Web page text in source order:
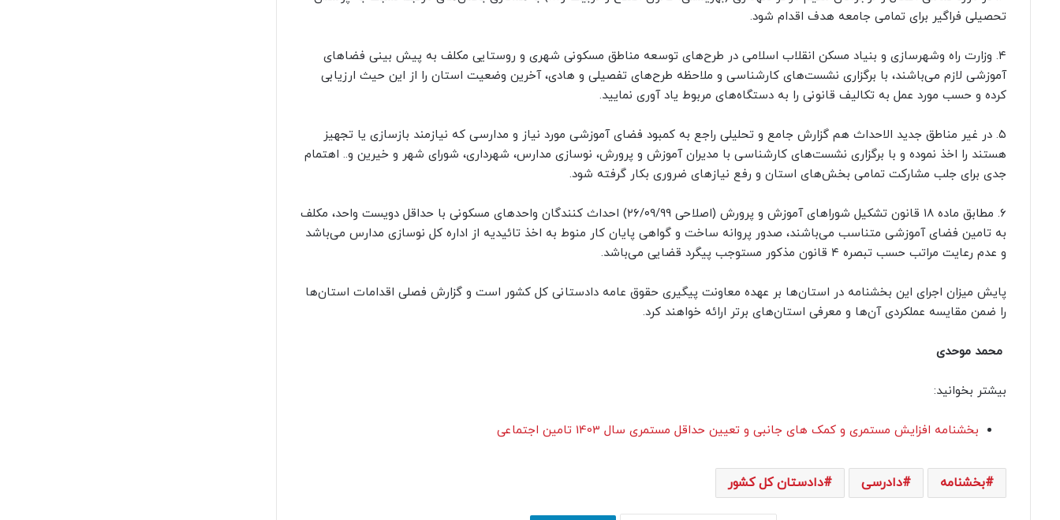
تحصیلی فراگیر برای تمامی جامعه هدف اقدام شود.
۴. وزارت راه وشهرسازی و بنیاد مسکن انقلاب اسلامی در طرح‌های توسعه مناطق مسکونی شهری و روستایی مکلف به پیش بینی فضاهای
آموزشی لازم می‌باشند، با برگزاری نشست‌های کارشناسی و ملاحظه طرح‌های تفصیلی و هادی، آخرین وضعیت استان را از این حیث ارزیابی
کرده و حسب مورد عمل به تکالیف قانونی را به دستگاه‌های مربوط یاد آوری نمایید.
۵. در غیر مناطق جدید الاحداث هم گزارش جامع و تحلیلی راجع به کمبود فضای آموزشی مورد نیاز و مدارسی که نیازمند بازسازی یا تجهیز
هستند را اخذ نموده و با برگزاری نشست‌های کارشناسی با مدیران آموزش و پرورش، نوسازی مدارس، شهرداری، شورای شهر و خیرین و.. اهتمام
جدی برای جلب مشارکت تمامی بخش‌های استان و رفع نیازهای ضروری بکار گرفته شود.
۶. مطابق ماده ۱۸ قانون تشکیل شوراهای آموزش و پرورش (اصلاحی ۲۶/۰۹/۹۹) احداث کنندگان واحدهای مسکونی با حداقل دویست واحد، مکلف
به تامین فضای آموزشی متناسب می‌باشند، صدور پروانه ساخت و گواهی پایان کار منوط به اخذ تائیدیه از اداره کل نوسازی مدارس می‌باشد
و عدم رعایت مراتب حسب تبصره ۴ قانون مذکور مستوجب پیگرد قضایی می‌باشد.
پایش میزان اجرای این بخشنامه در استان‌ها بر عهده معاونت پیگیری حقوق عامه دادستانی کل کشور است و گزارش فصلی اقدامات استان‌ها
را ضمن مقایسه عملکردی آن‌ها و معرفی استان‌های برتر ارائه خواهند کرد.
محمد موحدی
بیشتر بخوانید:
بخشنامه افزایش مستمری و کمک های جانبی و تعیین حداقل مستمری سال 1403 تامین اجتماعی
بخشنامه دادرسی دادستان کل کشور